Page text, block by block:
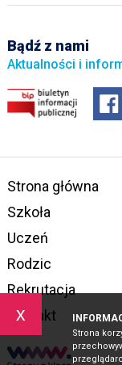
x
Strona
Bądź z nami
Aktualności i
Strona główna
Szkoła
Uczeń
Rodzic
Rekrutacja
Kontakt